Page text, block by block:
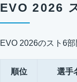
EVO 2026
EVO 2026のスト6
順位 選手